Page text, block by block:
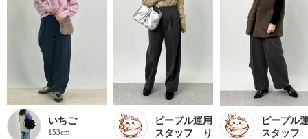
いちご
153cm
ピープル運用
スタッフ り
ピープル
スタッフ